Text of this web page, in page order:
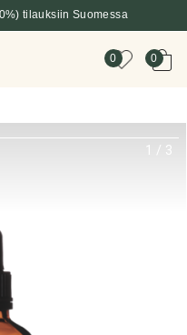
tilauksiin Suomessa
0 0
1 / 3